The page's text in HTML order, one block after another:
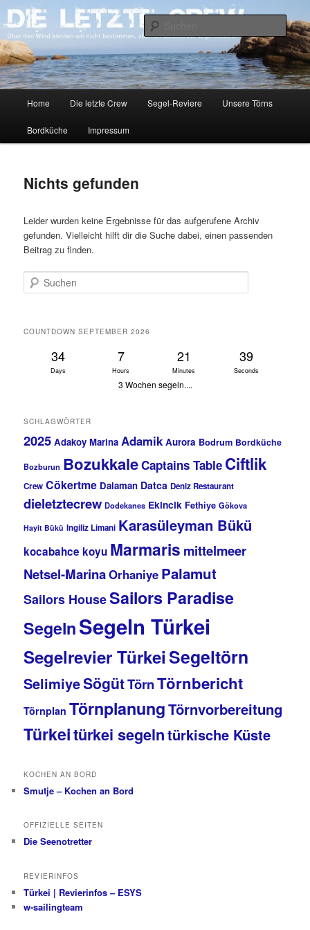
Zum
primären
Inhalt
springen
Zum
sekundären
Inhalt
springenDIE LETZTE CREW
Über den Wind können wir nicht bestimmen, aber wir können die Segel
richten.
Home Die letzte Crew Segel-Reviere Unsere Törns
Bordküche Impressum
Nichts gefunden
Leider wurden keine Ergebnisse für das aufgerufene Archiv
gefunden. Vielleicht hilft dir die Suche dabei, einen passenden
Beitrag zu finden.
Suchen
COUNTDOWN SEPTEMBER 2026
34
Days
7
Hours
21
Minutes
39
Seconds
3 Wochen segeln....
SCHLAGWÖRTER
2025 Adakoy Marina Adamik Aurora Bodrum Bordküche
Bozburun BozukkaleCaptains Table Ciftlik
Crew Cökertme Dalaman Datca Deniz Restaurant
dieletztecrew Dodekanes Ekincik Fethiye Gökova
Hayit Bükü Ingiliz Limani Karasüleyman Bükü
kocabahce koyu Marmaris mittelmeer
Netsel-MarinaOrhaniye Palamut
Sailors HouseSailors Paradise
SegelnSegeln Türkei
Segelrevier TürkeiSegeltörn
SelimiyeSögütTörnTörnbericht
Törnplan TörnplanungTörnvorbereitung
Türkeitürkei segelntürkische Küste
KOCHEN AN BORD
Smutje – Kochen an Bord
OFFIZIELLE SEITEN
Die Seenotretter
REVIERINFOS
Türkei | Revierinfos – ESYS
w-sailingteam